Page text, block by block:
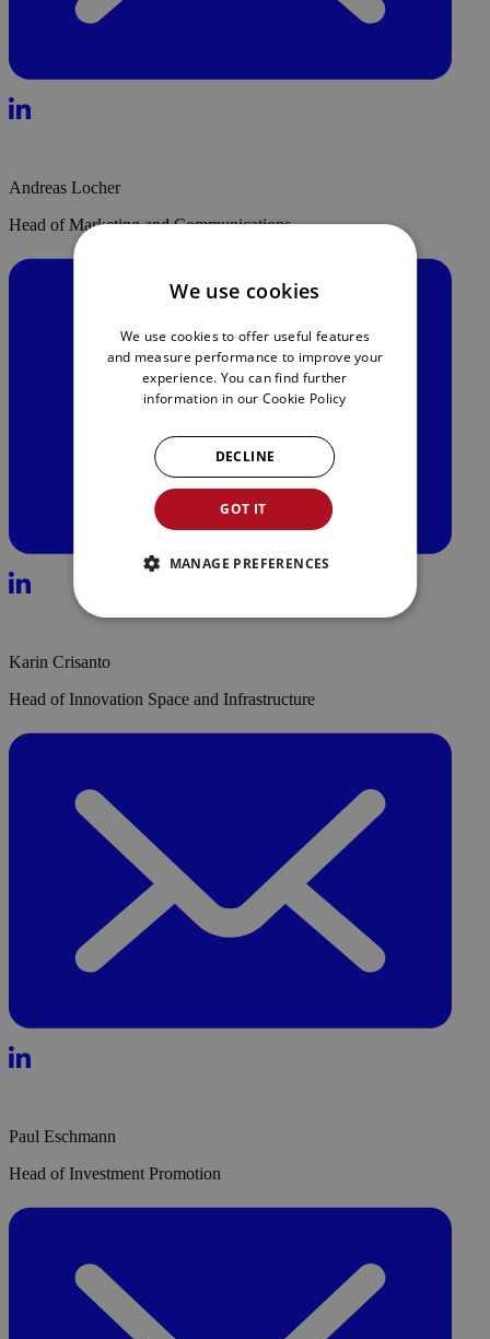
Andreas Locher
Head of Marketing and Communications
Karin Crisanto
Head of Innovation Space and Infrastructure
Paul Eschmann
Head of Investment Promotion
We use cookies
We use cookies to offer useful features
and measure performance to improve your
experience. You can find further
information in our Cookie Policy
GOT IT
DECLINE
MANAGE PREFERENCES